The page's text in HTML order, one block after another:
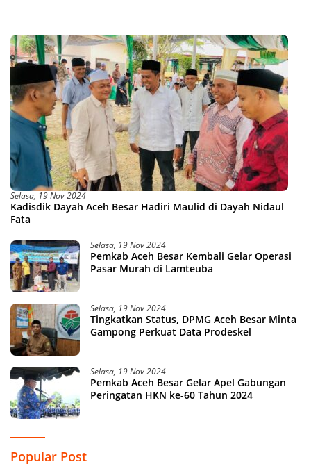
Selasa, 19 Nov 2024
Kadisdik Dayah Aceh Besar Hadiri Maulid di Dayah Nidaul
Fata
Selasa, 19 Nov 2024
Pemkab Aceh Besar Kembali Gelar Operasi
Pasar Murah di Lamteuba
Selasa, 19 Nov 2024
Tingkatkan Status, DPMG Aceh Besar Minta
Gampong Perkuat Data Prodeskel
Selasa, 19 Nov 2024
Pemkab Aceh Besar Gelar Apel Gabungan
Peringatan HKN ke-60 Tahun 2024
Popular Post